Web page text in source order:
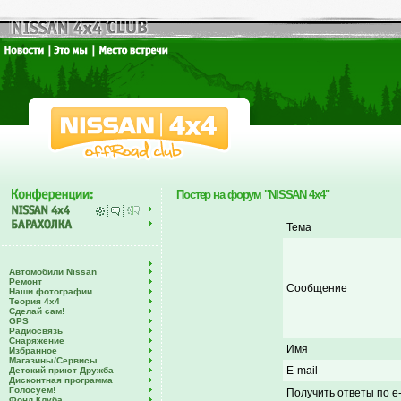
Автомобили Nissan
Ремонт
Наши фотографии
Теория 4х4
Сделай сам!
GPS
Радиосвязь
Снаряжение
Избранное
Магазины/Сервисы
Детский приют Дружба
Дисконтная программа
Голосуем!
Постер на форум "NISSAN 4x4"
Тема
Сообщение
Имя
E-mail
Получить ответы по